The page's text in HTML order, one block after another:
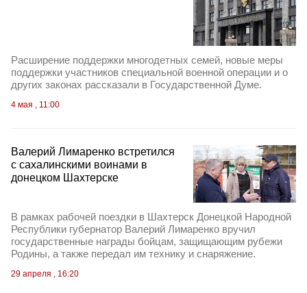
Расширение поддержки многодетных семей, новые меры
поддержки участников специальной военной операции и о
других законах рассказали в Государственной Думе.
4 мая , 11:00
Валерий Лимаренко встретился
с сахалинскими воинами в
донецком Шахтерске
В рамках рабочей поездки в Шахтерск Донецкой Народной
Республики губернатор Валерий Лимаренко вручил
государственные награды бойцам, защищающим рубежи
Родины, а также передал им технику и снаряжение.
29 апреля , 16:20